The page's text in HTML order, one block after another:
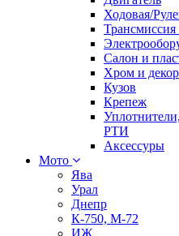
Ходовая/
Салон и
Хром и декор
Кузов
Крепеж
РТИ
Аксессуры
Мото
Ява
Урал
Днепр
К-750, М-72
ИЖ